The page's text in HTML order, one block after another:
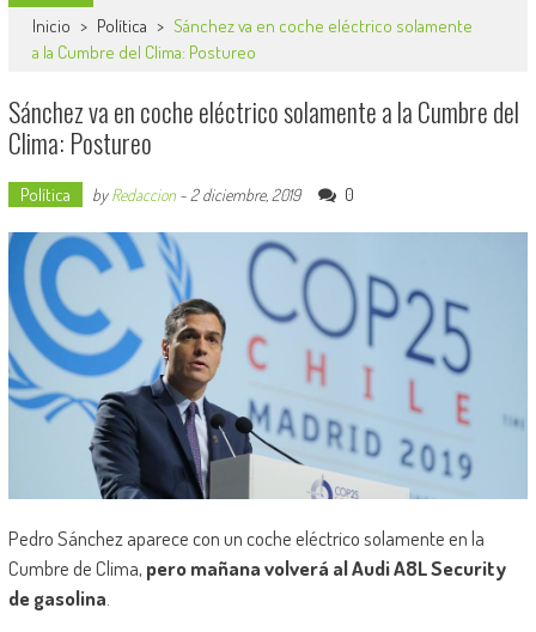
Inicio > Política > Sánchez va en coche eléctrico solamente
a la Cumbre del Clima: Postureo
Sánchez va en coche eléctrico solamente a la Cumbre del
Clima: Postureo
Política byRedaccion- 2 diciembre, 2019 0
Pedro Sánchez aparece con un coche eléctrico solamente en la
Cumbre de Clima, pero mañana volverá al Audi A8L Security
de gasolina